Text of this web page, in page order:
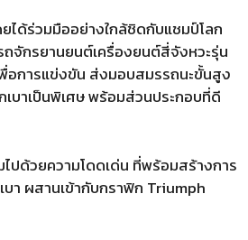
ด้ร่วมมืออย่างใกล้ชิดกับแชมป์โลก
จักรยานยนต์เครื่องยนต์สี่จังหวะรุ่น
อการแข่งขัน ส่งมอบสมรรถนะขั้นสูง
บาเป็นพิเศษ พร้อมส่วนประกอบที่ดี
ปด้วยความโดดเด่น ที่พร้อมสร้างการ
า ผสานเข้ากับกราฟิก Triumph